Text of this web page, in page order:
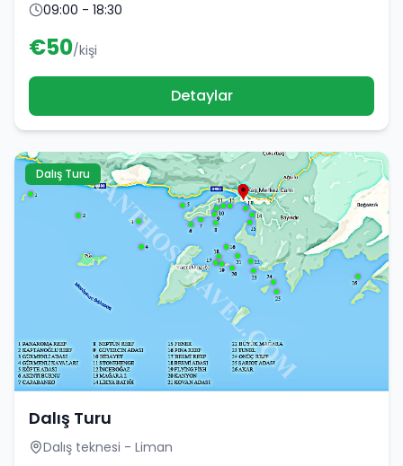
09:00 - 18:30
€50/kişi
Detaylar
Dalış Turu
Dalış Turu
Dalış teknesi - Liman